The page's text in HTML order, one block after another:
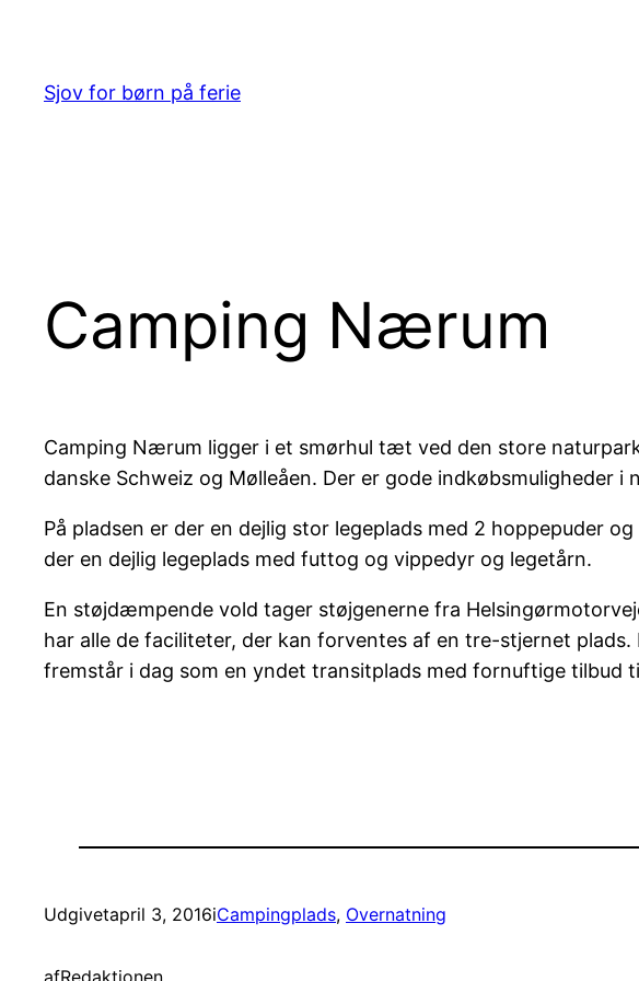
indhold
Sjov for børn på ferie
Camping Nærum
Camping Nærum ligger i et smørhul tæt ved den store
danske Schweiz og Mølleåen. Der er gode indkøbsmuligheder i
På pladsen er der en dejlig stor legeplads med 2 hoppepuder
der en dejlig legeplads med futtog og vippedyr og legetårn.
En støjdæmpende vold tager støjgenerne fra
har alle de faciliteter, der kan forventes af en tre-stjernet
fremstår i dag som en yndet transitplads med fornuftige tilbud
Udgivetapril 3, 2016iCampingplads, Overnatning